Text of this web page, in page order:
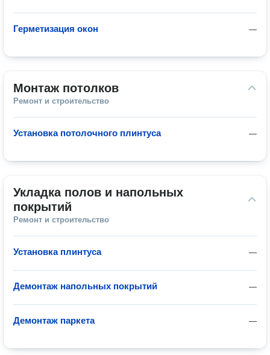
—
Герметизация окон
Монтаж потолков
Ремонт и строительство
—
Установка потолочного плинтуса
Укладка полов и напольных
покрытий
Ремонт и строительство
—
Установка плинтуса
—
Демонтаж напольных покрытий
—
Демонтаж паркета